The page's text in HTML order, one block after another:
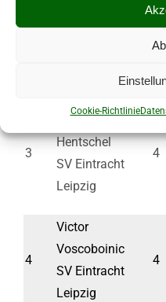
Cookie-Richtlinie
SV Kubschütz
3
Reinhard
Hentschel
SV Eintracht
Leipzig
4
4
Victor
Voscoboinic
SV Eintracht
Leipzig
4